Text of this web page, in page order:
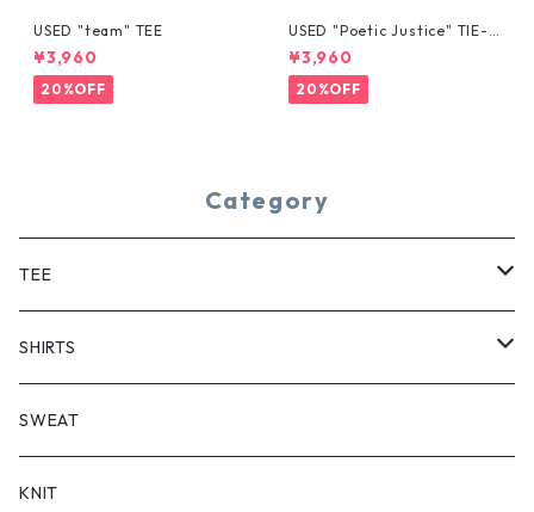
USED "team" TEE
¥3,960
20%OFF
USED "Poetic Justice" TIE-D
YE TEE
¥3,960
20%OFF
Category
TEE
SHORT SLEEVE
LONG SLEEVE
SHIRTS
SHORT SLEEVE
LONG SLEEVE
SWEAT
KNIT